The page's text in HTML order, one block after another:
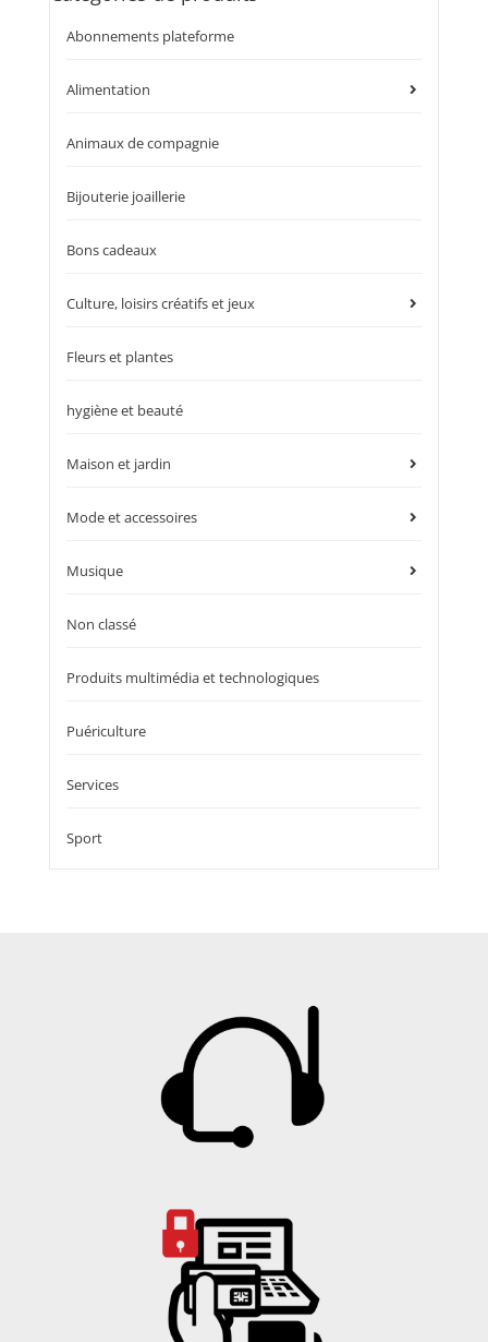
Abonnements plateforme
Alimentation
Animaux de compagnie
Bijouterie joaillerie
Bons cadeaux
Culture, loisirs créatifs et jeux
Fleurs et plantes
hygiène et beauté
Maison et jardin
Mode et accessoires
Musique
Non classé
Produits multimédia et technologiques
Puériculture
Services
Sport